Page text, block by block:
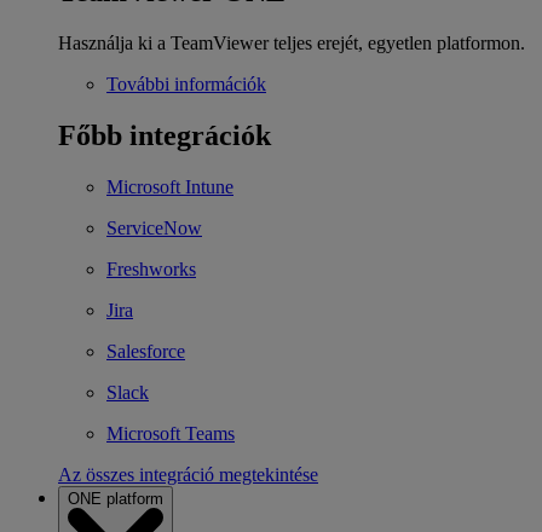
Használja ki a TeamViewer teljes erejét, egyetlen platformon.
További információk
Főbb integrációk
Microsoft Intune
ServiceNow
Freshworks
Jira
Salesforce
Slack
Microsoft Teams
Az összes integráció megtekintése
ONE platform